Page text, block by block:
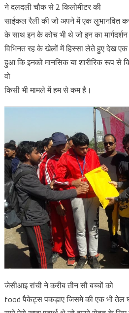
ने दलदली चौक से 2 किलोमीटर की
साईकल रैली की जो अपने में एक लुभानवित
के साथ इन के कोच भी थे जो इन का
विभिनत रह के खेलों में हिस्सा लेते हुए देख एक
हुआ कि इनको मानसिक या शारीरिक रूप से
वो
किसी भी मामले में हम से कम है।
जेसीआइ रांची ने करीब तीन सौ बच्चों को
food पैकेट्स पकड़ाए जिसमे की एक भी तेल घी